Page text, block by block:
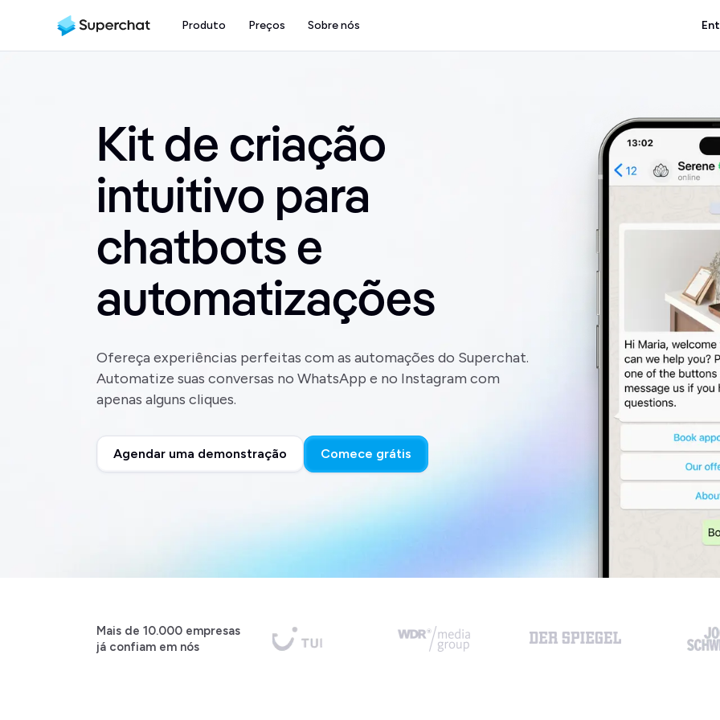
Produto Preços Sobre nós
Kit de criação
intuitivo para
chatbots e
automatizações
Ofereça experiências perfeitas com as automações do Superchat.
Automatize suas conversas no WhatsApp e no Instagram com
apenas alguns cliques.
Agendar uma demonstração Comece grátis
Mais de 10.000 empresas
já confiam em nós